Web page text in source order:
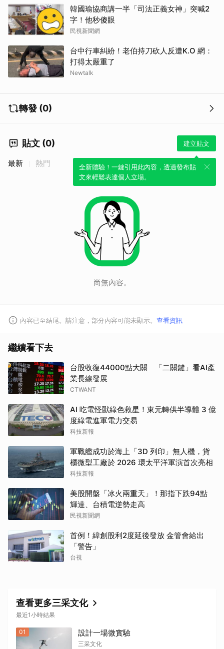
韓國瑜協商講一半「司法正義女神」突喊2
字！他秒傻眼
民視新聞網
台中行車糾紛！老伯持刀砍人反遭K.O 網：
打得太嚴重了
Newtalk
轉發 (0)
貼文 (0) 建立貼文
全新體驗！一鍵引用此內容，透過發布貼
文來輕鬆表達個人立場。
最新 熱門
尚無內容。
內容已至結尾。請注意，部分內容可能未顯示。 查看資訊
繼續看下去
台股收復44000點大關 「二關鍵」看AI產
業長線發展
CTWANT
AI 吃電怪獸綠色救星！東元轉供半導體 3 億
度綠電進軍電力交易
科技新報
軍戰艦成功於海上「3D 列印」無人機，貨
櫃微型工廠於 2026 環太平洋軍演首次亮相
科技新報
美股開盤「冰火兩重天」！那指下跌94點
輝達、台積電逆勢走高
民視新聞網
首例！緯創股利2度延後發放 金管會給出
「警告」
台視
查看更多三采文化
最近1小時結果
01 設計一場微實驗
三采文化